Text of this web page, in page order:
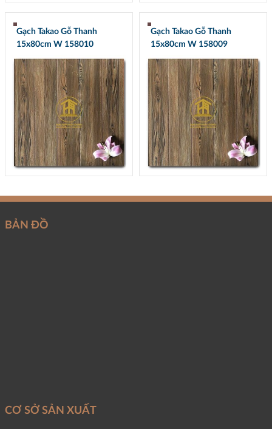
Gạch Takao Gỗ Thanh
15x80cm W 158010
Gạch Takao Gỗ Thanh
15x80cm W 158009
BẢN ĐỒ
CƠ SỞ SẢN XUẤT